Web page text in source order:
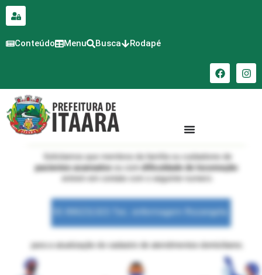
conteúdo
Conteúdo Menu Busca Rodapé